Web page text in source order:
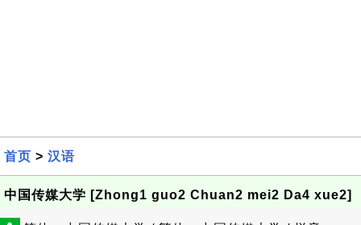
首页 > 汉语
中国传媒大学 [Zhong1 guo2 Chuan2 mei2 Da4 xue2]